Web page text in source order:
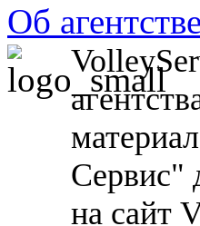
Об агентстве
Сервис"
на сайт